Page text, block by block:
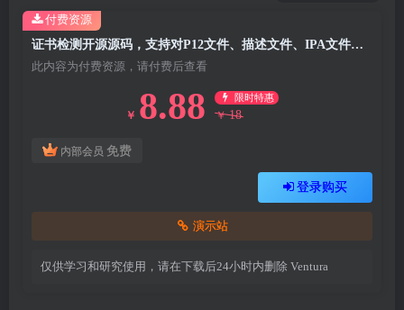
证书检测开源源码，支持对P12文件、描述文件、IPA文件在线检测
此内容为付费资源，请付费后查看
￥ 8.88 限时特惠
￥ 18
内部会员 免费
登录购买
演示站
仅供学习和研究使用，请在下载后24小时内删除 Ventura
付费资源